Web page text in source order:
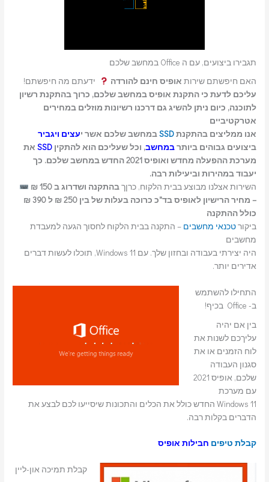
תגבירו ביצועים, עם ה Office במחשב שלכם
האם חיפשתם שירות אופיס חינם להורדה
ידעתם מה חיפשתם!
עליכם לדעת כי התקנת אופיס במחשב שלכם, כרוך בהתקנת רשיון
לתוכנה, כיום ניתן להשיג גם דרכנו רשיונות מוזלים במחירים
אטרקטיביים
אנו ממליצים בהתקנתSSDבמחשב שלכם אשר יעצים ויגביר
ביצועים גבוהים ביותרבמחשב, וכל שעליכם הוא להתקיןSSD את
מערכת ההפעלה מחדש ואופיס 2021 החדש במחשב שלכם. כך
יעבוד במהירות וביעילות רבה.
השירות אצלנו מבוצע בבית הלקוח, כרןךבהתקנה ושדרוג ב 150 ₪
– מחיר הרישיון לאופיס בד"כ כרוכה בעלות של בין 250 ₪ ל 390 ₪
כולל ההתקנה
ביקורטכנאי מחשבים – התקנה בבית הלקוח לחסוך הגעה למעבדת
מחשבים
היה יצירתי בעבודה ובחזון שלך. עם Windows 11, תוכלו לעשות דברים
אדירים יותר.
התחילו להשתמש
ב- Office בכיף!
בין אם יהיה
עליךכם לשנות את
לוח הזמנים או את
סגנון העבודה
שלכם, אופיס 2021
עם מערכת
Windows 11 החדש כולל את הכלים והתכונות שיסייעו לכם לבצע את
הדברים בקלות רבה.
קבלת טיפים חבילות אופיס
קבלת תמיכה און-ליין